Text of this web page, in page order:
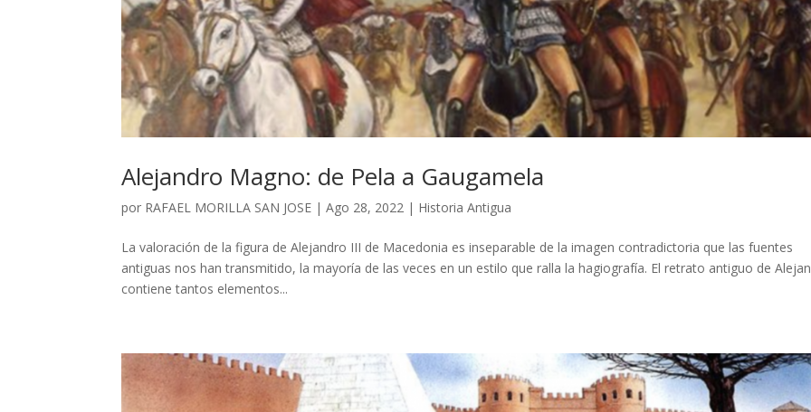
Alejandro Magno: de Pela a Gaugamela
por RAFAEL MORILLA SAN JOSE |Ago 28, 2022 | Historia Antigua
La valoración de la figura de Alejandro III de Macedonia es inseparable de la imagen contradictoria que las fuentes
antiguas nos han transmitido, la mayoría de las veces en un estilo que ralla la hagiografía. El retrato antiguo de
contiene tantos elementos...